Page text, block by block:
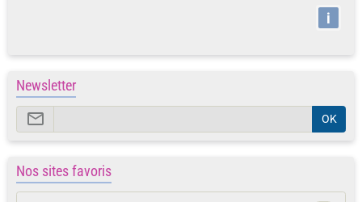
i
Newsletter
OK
Nos sites favoris